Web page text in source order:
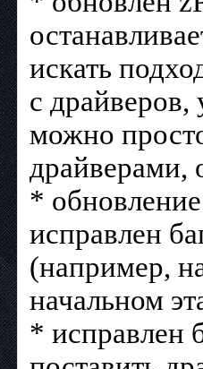
искать
с
можно
драйверами,
*
исправлен
(например,
начальном
* исправлен